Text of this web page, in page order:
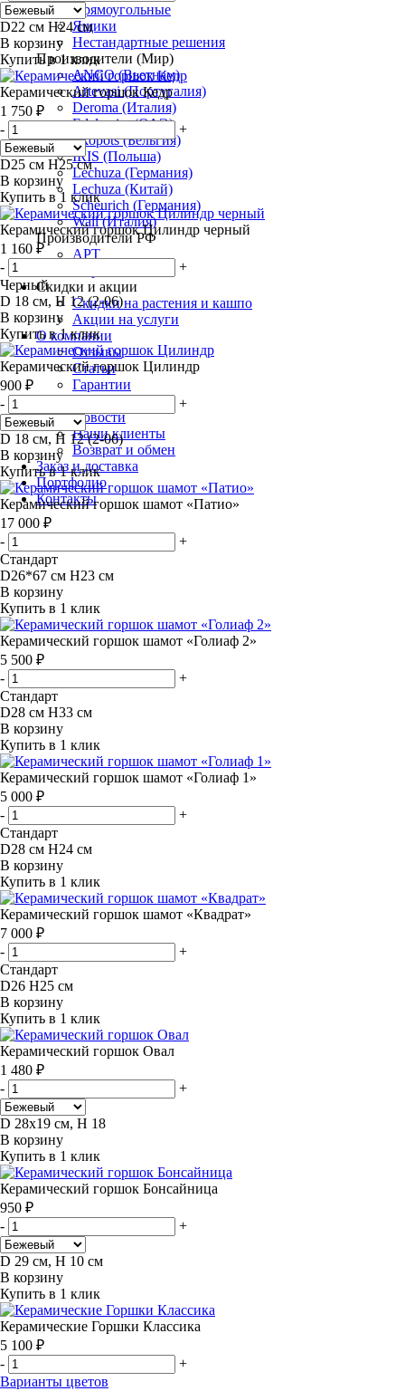
Прямоугольные
Ящики
Нестандартные решения
Производители (Мир)
ANCO (Вьетнам)
Artevasi (Португалия)
Deroma (Италия)
Edelweiss (ОАЭ)
Ekopots (Бельгия)
IRIS (Польша)
Lechuza (Германия)
Lechuza (Китай)
Scheurich (Германия)
Wall (Италия)
Производители РФ
АРТ
Скидки и акции
Скидки на растения и кашпо
Акции на услуги
О компании
Отзывы
Статьи
Гарантии
Поставщики
Новости
Наши клиенты
Возврат и обмен
Заказ и доставка
Портфолио
Контакты
D22 см H24 см
В корзину
Купить в 1 клик
Керамический горшок Кедр
1 750 ₽
-
+
D25 см H25 см
В корзину
Купить в 1 клик
Керамический горшок Цилиндр черный
1 160 ₽
-
+
Черный
D 18 см, H 12 (2-06)
В корзину
Купить в 1 клик
Керамический горшок Цилиндр
900 ₽
-
+
D 18 см, H 12 (2-06)
В корзину
Купить в 1 клик
Керамический горшок шамот «Патио»
17 000 ₽
-
+
Стандарт
D26*67 см H23 см
В корзину
Купить в 1 клик
Керамический горшок шамот «Голиаф 2»
5 500 ₽
-
+
Стандарт
D28 см H33 см
В корзину
Купить в 1 клик
Керамический горшок шамот «Голиаф 1»
5 000 ₽
-
+
Стандарт
D28 см H24 см
В корзину
Купить в 1 клик
Керамический горшок шамот «Квадрат»
7 000 ₽
-
+
Стандарт
D26 H25 см
В корзину
Купить в 1 клик
Керамический горшок Овал
1 480 ₽
-
+
D 28x19 см, H 18
В корзину
Купить в 1 клик
Керамический горшок Бонсайница
950 ₽
-
+
D 29 см, H 10 см
В корзину
Купить в 1 клик
Керамические Горшки Классика
5 100 ₽
-
+
Варианты цветов